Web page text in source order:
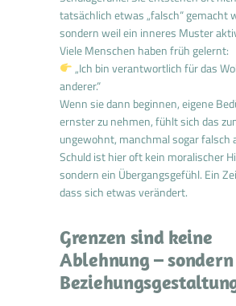
tatsächlich etwas „falsch“ gemacht
sondern weil ein inneres Muster
Viele Menschen haben früh gelernt:
„Ich bin verantwortlich für das
anderer.“
Wenn sie dann beginnen, eigene
ernster zu nehmen, fühlt sich das
ungewohnt, manchmal sogar falsch
Schuld ist hier oft kein moralischer
sondern ein Übergangsgefühl. Ein
dass sich etwas verändert.
Grenzen sind keine
Ablehnung – sondern